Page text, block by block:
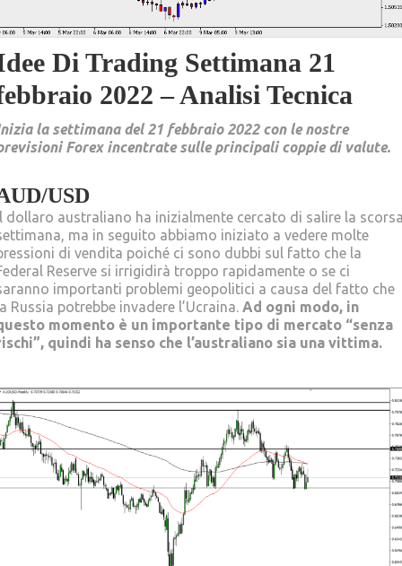
Di Trading Settimana 21
2022 – Analisi Tecnica
la settimana del 21 febbraio 2022 con le nostre
Forex incentrate sulle principali coppie di valute.
USD
dollaro australiano ha inizialmente cercato di salire la
ma in seguito abbiamo iniziato a vedere molte
di vendita poiché ci sono dubbi sul fatto che la
Reserve si irrigidirà troppo rapidamente o se ci
importanti problemi geopolitici a causa del fatto che
Russia potrebbe invadere l’Ucraina. Ad ogni modo, in
momento è un importante tipo di mercato “senza
quindi ha senso che l’australiano sia una vittima.